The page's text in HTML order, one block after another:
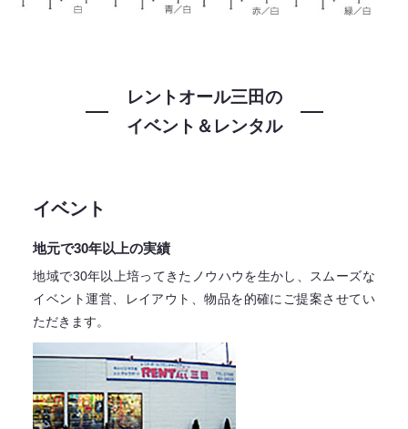
レントオール三田の
イベント＆レンタル
イベント
地元で30年以上の実績
地域で30年以上培ってきたノウハウを生かし、スムーズな
イベント運営、レイアウト、物品を的確にご提案させてい
ただきます。